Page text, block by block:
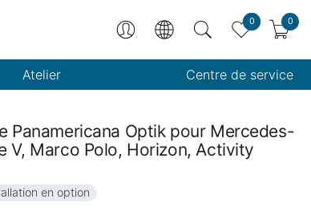
0 0
Atelier Centre de service
Panamericana Optik pour Mercedes-
V, Marco Polo, Horizon, Activity
en option